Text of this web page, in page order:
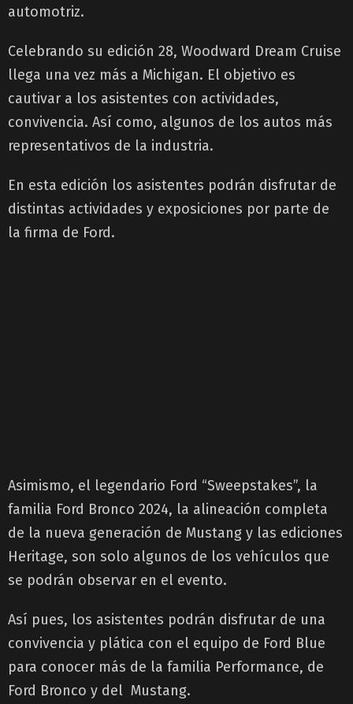
automotriz.
Celebrando su edición 28, Woodward Dream Cruise
llega una vez más a Michigan. El objetivo es
cautivar a los asistentes con actividades,
convivencia. Así como, algunos de los autos más
representativos de la industria.
En esta edición los asistentes podrán disfrutar de
distintas actividades y exposiciones por parte de
la firma de Ford.
Asimismo, el legendario Ford “Sweepstakes”, la
familia Ford Bronco 2024, la alineación completa
de la nueva generación de Mustang y las ediciones
Heritage, son solo algunos de los vehículos que
se podrán observar en el evento.
Así pues, los asistentes podrán disfrutar de una
convivencia y plática con el equipo de Ford Blue
para conocer más de la familia Performance, de
Ford Bronco y del Mustang.